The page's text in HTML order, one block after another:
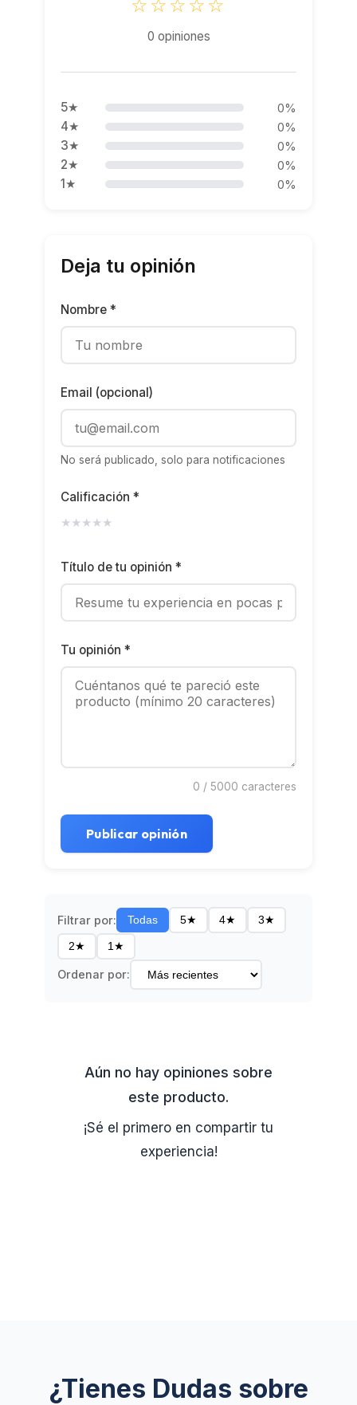
☆☆☆☆☆
0 opiniones
5★ 0%
4★ 0%
3★ 0%
2★ 0%
1★ 0%
Deja tu opinión
Nombre *
Email (opcional)
No será publicado, solo para notificaciones
Calificación *
★
★
★
★
★
Título de tu opinión *
Tu opinión *
0 / 5000 caracteres
Publicar opinión
Filtrar por: Todas 5★ 4★ 3★
2★ 1★
Ordenar por:
Aún no hay opiniones sobre
este producto.
¡Sé el primero en compartir tu
experiencia!
¿Tienes Dudas sobre